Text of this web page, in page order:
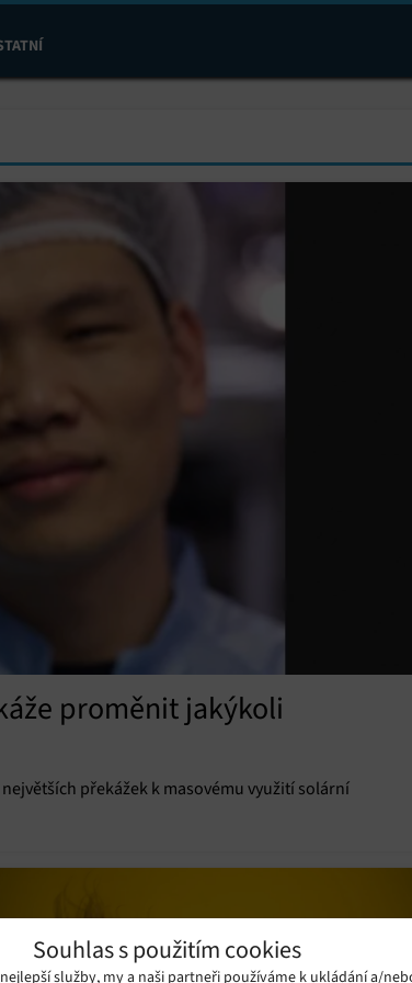
Souhlas s použitím cookies
služby, my a naši partneři používáme k ukládání a/
proměnit jakýkoli
překážek k masovému využití solární